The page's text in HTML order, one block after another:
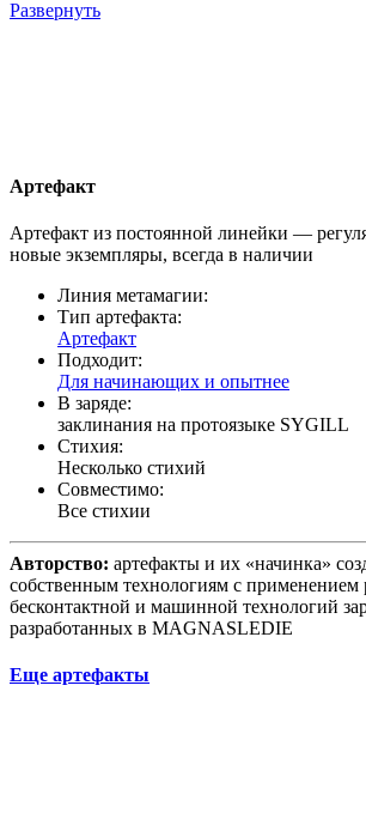
Развернуть
Артефакт
Артефакт из постоянной линейки —
новые экземпляры, всегда в наличии
Линия метамагии:
Тип артефакта:
Артефакт
Подходит:
Для начинающих и опытнее
В заряде:
заклинания на протоязыке SYGILL
Стихия:
Несколько стихий
Совместимо:
Все стихии
Авторство: артефакты и их «начинка»
собственным технологиям с применением
бесконтактной и машинной технологий
разработанных в MAGNASLEDIE
Еще артефакты